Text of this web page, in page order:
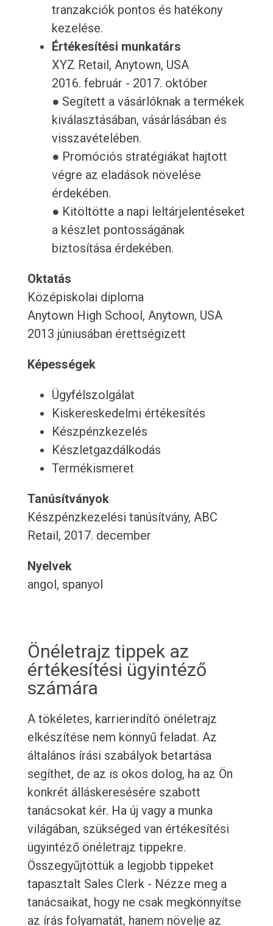
tranzakciók pontos és hatékony
kezelése.
Értékesítési munkatárs
XYZ Retail, Anytown, USA
2016. február - 2017. október
● Segített a vásárlóknak a termékek
kiválasztásában, vásárlásában és
visszavételében.
● Promóciós stratégiákat hajtott
végre az eladások növelése
érdekében.
● Kitöltötte a napi leltárjelentéseket
a készlet pontosságának
biztosítása érdekében.
Oktatás
Középiskolai diploma
Anytown High School, Anytown, USA
2013 júniusában érettségizett
Képességek
Ügyfélszolgálat
Kiskereskedelmi értékesítés
Készpénzkezelés
Készletgazdálkodás
Termékismeret
Tanúsítványok
Készpénzkezelési tanúsítvány, ABC
Retail, 2017. december
Nyelvek
angol, spanyol
Önéletrajz tippek az
értékesítési ügyintéző
számára
A tökéletes, karrierindító önéletrajz
elkészítése nem könnyű feladat. Az
általános írási szabályok betartása
segíthet, de az is okos dolog, ha az Ön
konkrét álláskeresésére szabott
tanácsokat kér. Ha új vagy a munka
világában, szükséged van értékesítési
ügyintéző önéletrajz tippekre.
Összegyűjtöttük a legjobb tippeket
tapasztalt Sales Clerk - Nézze meg a
tanácsaikat, hogy ne csak megkönnyítse
az írás folyamatát, hanem növelje az